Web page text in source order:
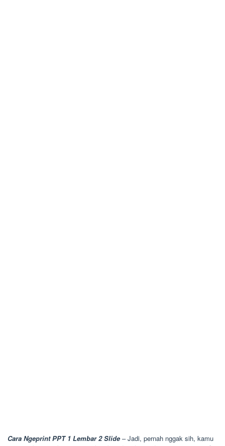
Cara Ngeprint PPT 1 Lembar 2 Slide– Jadi, pernah nggak sih, kamu